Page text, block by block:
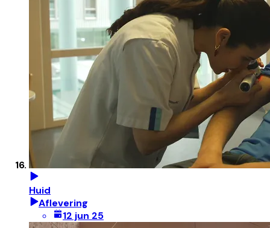
Huid
Aflevering
12 jun 25